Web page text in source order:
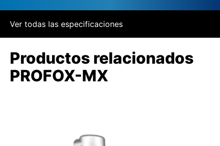
Ver todas las especificaciones
Productos relacionados
PROFOX-MX